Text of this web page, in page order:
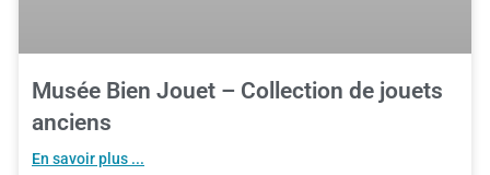
Musée Bien Jouet – Collection de jouets
anciens
En savoir plus ...